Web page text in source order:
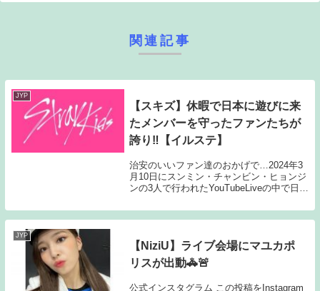
関連記事
JYP
【スキズ】休暇で日本に遊びに来
たメンバーを守ったファンたちが
誇り‼【イルステ】
治安のいいファン達のおかげで…2024年3
月10日にスンミン・チャンビン・ヒョンジ
ンの3人で行われたYouTubeLiveの中で日本
もそっとしておいてくれることやSNSで拡
散しないことなどを誉めてくれて...
JYP
【NiziU】ライブ会場にマユカポ
リスが出動🚓🚨
公式インスタグラム この投稿をInstagram